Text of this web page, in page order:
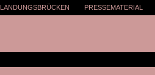
LANDUNGSBRÜCKEN PRESSEMATERIAL